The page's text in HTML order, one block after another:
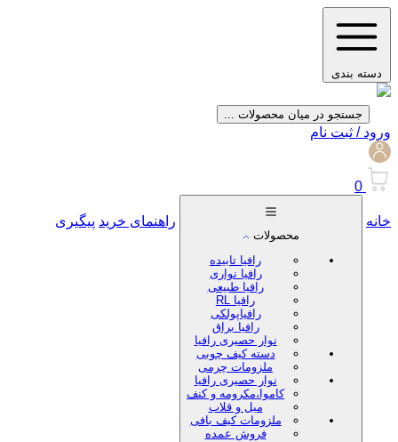
دسته بندی
جستجو در میان محصولات ...
ورود / ثبت نام
0
خانه
محصولات
رافیا تابیده
رافیا نواری
رافیا طبیعی
رافیا RL
رافیاپولکی
رافیا براق
نوار حصیری رافیا
دسته کیف چوبی
ملزومات چرمی
نوار حصیری رافیا
کاموا،مکرومه و کنف
میل و قلاب
ملزومات کیف بافی
فروش عمده
راهنمای خرید پیگیری